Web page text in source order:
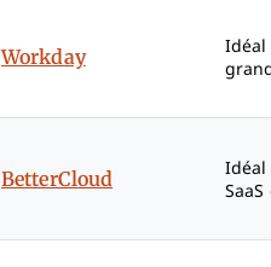
Workday
Idéal
BetterCloud
Idéal